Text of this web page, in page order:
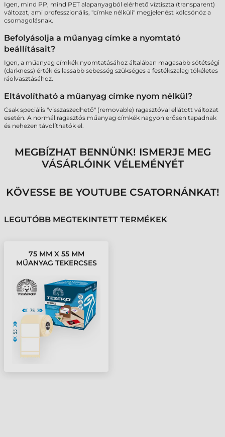
Igen, mind PP, mind PET alapanyagból elérhető víztiszta (transparent)
változat, ami professzionális, "címke nélküli" megjelenést kölcsönöz a
csomagolásnak.
Befolyásolja a műanyag címke a nyomtató
beállításait?
Igen, a műanyag címkék nyomtatásához általában magasabb sötétségi
(darkness) érték és lassabb sebesség szükséges a festékszalag tökéletes
ráolvasztásához.
Eltávolítható a műanyag címke nyom nélkül?
Csak speciális "visszaszedhető" (removable) ragasztóval ellátott változat
esetén. A normál ragasztós műanyag címkék nagyon erősen tapadnak
és nehezen távolíthatók el.
MEGBÍZHAT BENNÜNK! ISMERJE MEG
VÁSÁRLÓINK VÉLEMÉNYÉT
KÖVESSE BE YOUTUBE CSATORNÁNKAT!
LEGUTÓBB MEGTEKINTETT TERMÉKEK
75 MM X 55 MM
MŰANYAG TEKERCSES
1200 CÍMKE/TEKERCS )